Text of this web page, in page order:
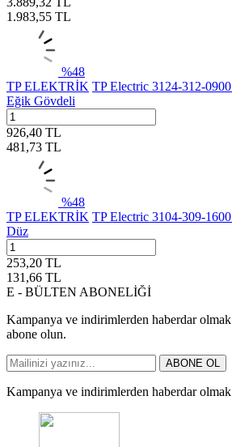
1.983,55 TL
%48
TP ELEKTRİK TP Electric 3124-312-
Eğik Gövdeli
926,40 TL
481,73 TL
%48
TP ELEKTRİK TP Electric 3104-309-
Düz
253,20 TL
131,66 TL
E - BÜLTEN ABONELİĞİ
Kampanya ve indirimlerden haberdar
abone olun.
ABONE OL
Kampanya ve indirimlerden haberdar